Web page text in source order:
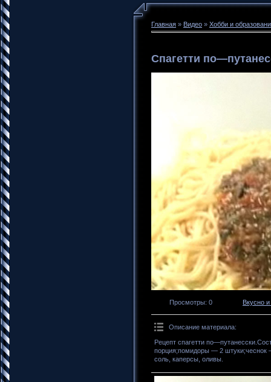
Главная » Видео » Хобби и
Спагетти
Просмотры: 0 Вкусно
Описание материала:
Рецепт спагетти
порция;помидоры — 2 штуки;чеснок
соль, каперсы, оливы.